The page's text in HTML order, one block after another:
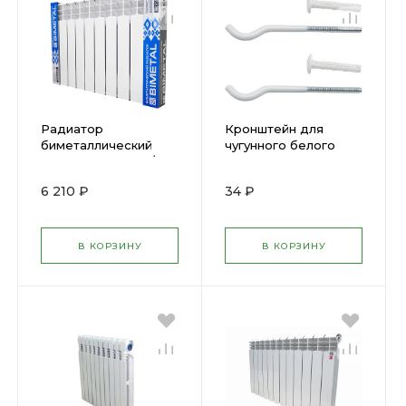
Радиатор
биметаллический
BIMETAL STI 500/80
019606
6 210 ₽
В КОРЗИНУ
Кронштейн для
чугунного белого
Нова 0015329
34 ₽
В КОРЗИНУ